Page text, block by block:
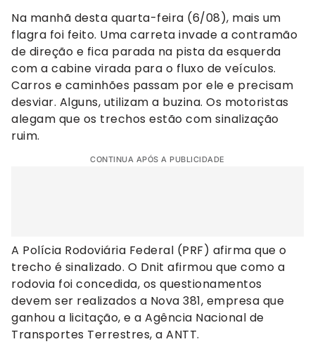
Na manhã desta quarta-feira (6/08), mais um
flagra foi feito. Uma carreta invade a contramão
de direção e fica parada na pista da esquerda
com a cabine virada para o fluxo de veículos.
Carros e caminhões passam por ele e precisam
desviar. Alguns, utilizam a buzina. Os motoristas
alegam que os trechos estão com sinalização
ruim.
CONTINUA APÓS A PUBLICIDADE
A Polícia Rodoviária Federal (PRF) afirma que o
trecho é sinalizado. O Dnit afirmou que como a
rodovia foi concedida, os questionamentos
devem ser realizados a Nova 381, empresa que
ganhou a licitação, e a Agência Nacional de
Transportes Terrestres, a ANTT.